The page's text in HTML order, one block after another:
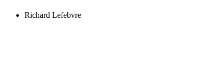
Richard Lefebvre